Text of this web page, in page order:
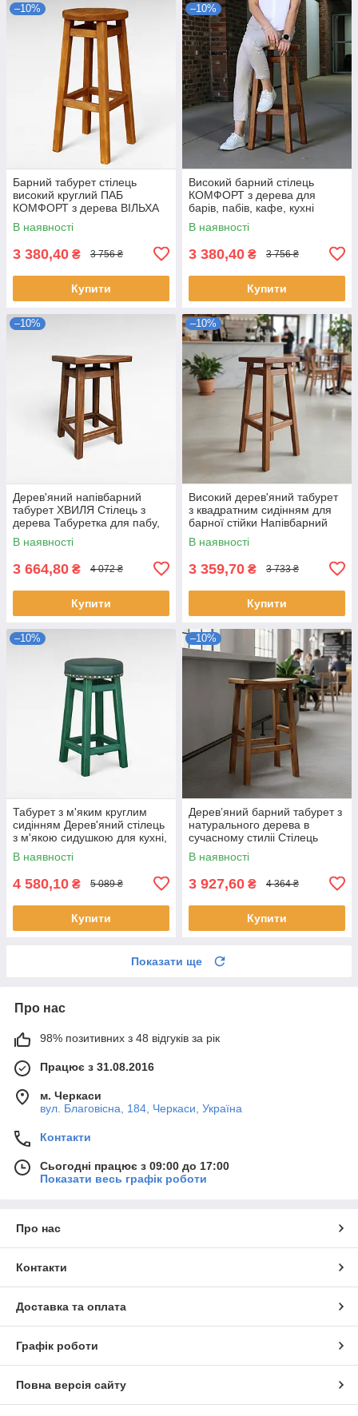
–10%
Барний табурет стілець
високий круглий ПАБ
КОМФОРТ з дерева ВІЛЬХА
для кафе кухні пабу 75 см
В наявності
3 380,40 ₴ 3 756 ₴
Купити
–10%
Високий барний стілець
КОМФОРТ з дерева для
барів, пабів, кафе, кухні
Табурет круглий дерев'яний
без спинки h75см
В наявності
3 380,40 ₴ 3 756 ₴
Купити
–10%
Дерев'яний напівбарний
табурет ХВИЛЯ Стілець з
дерева Табуретка для пабу,
кафе, бару, кухні Висота
58см
В наявності
3 664,80 ₴ 4 072 ₴
Купити
–10%
Високий дерев'яний табурет
з квадратним сидінням для
барної стійки Напівбарний
стілець для кухні, бару, кафе
Мілан
В наявності
3 359,70 ₴ 3 733 ₴
Купити
–10%
Табурет з м'яким круглим
сидінням Дерев'яний стілець
з м'якою сидушкою для кухні,
бару ПАБу зелений
В наявності
4 580,10 ₴ 5 089 ₴
Купити
–10%
Дерев’яний барний табурет з
натурального дерева в
сучасному стиліі Стілець
широкий ПАБ Хвиля Нова
h70
В наявності
3 927,60 ₴ 4 364 ₴
Купити
Показати ще
Про нас
98% позитивних з 48 відгуків за рік
Працює з 31.08.2016
м. Черкаси
вул. Благовісна, 184, Черкаси, Україна
Контакти
Сьогодні працює з 09:00 до 17:00
Показати весь графік роботи
Про нас
Контакти
Доставка та оплата
Графік роботи
Повна версія сайту